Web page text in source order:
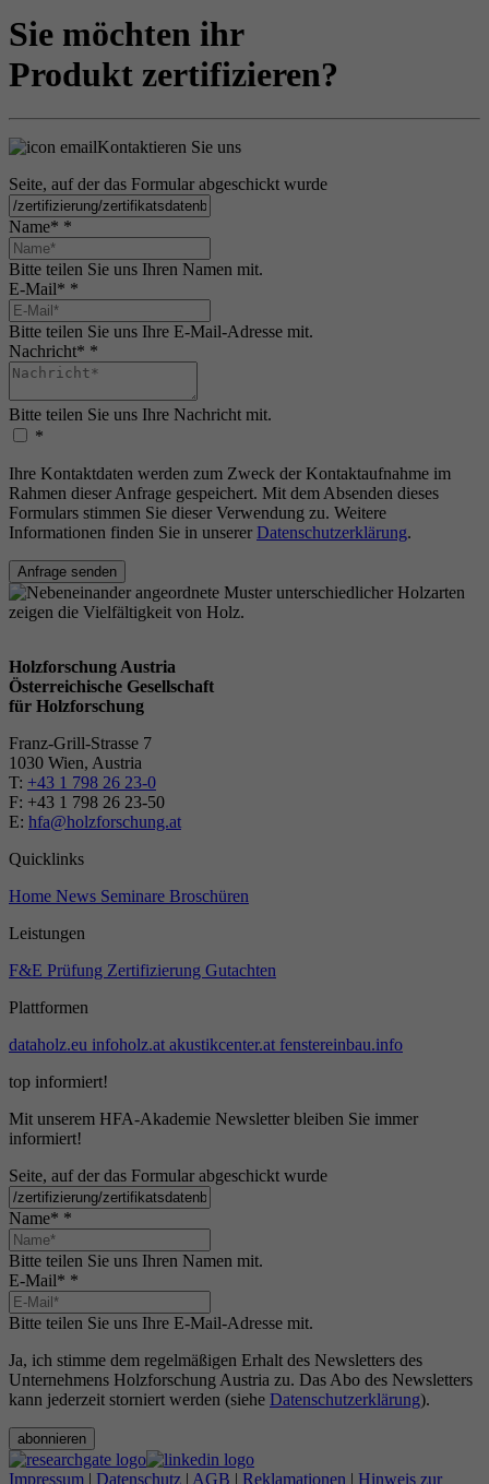
Sie möchten ihr
Produkt zertifizieren?
Kontaktieren Sie uns
Seite, auf der das Formular abgeschickt wurde
Name* *
Bitte teilen Sie uns Ihren Namen mit.
E-Mail* *
Bitte teilen Sie uns Ihre E-Mail-Adresse mit.
Nachricht* *
Bitte teilen Sie uns Ihre Nachricht mit.
*
Ihre Kontaktdaten werden zum Zweck der Kontaktaufnahme im
Rahmen dieser Anfrage gespeichert. Mit dem Absenden dieses
Formulars stimmen Sie dieser Verwendung zu. Weitere
Informationen finden Sie in unserer Datenschutzerklärung.
Anfrage senden
Holzforschung Austria
Österreichische Gesellschaft
für Holzforschung
Franz-Grill-Strasse 7
1030 Wien, Austria
T: +43 1 798 26 23-0
​​F: +43 1 798 26 23-50
E: hfa@holzforschung.at
Quicklinks
Home News Seminare Broschüren
Leistungen
F&E Prüfung Zertifizierung Gutachten
Plattformen
dataholz.eu infoholz.at akustikcenter.at fenstereinbau.info
top informiert!
Mit unserem HFA-Akademie Newsletter bleiben Sie immer
informiert!
Seite, auf der das Formular abgeschickt wurde
Name* *
Bitte teilen Sie uns Ihren Namen mit.
E-Mail* *
Bitte teilen Sie uns Ihre E-Mail-Adresse mit.
Ja, ich stimme dem regelmäßigen Erhalt des Newsletters des
Unternehmens Holzforschung Austria zu. Das Abo des Newsletters
kann jederzeit storniert werden (siehe Datenschutzerklärung).
abonnieren
Impressum | Datenschutz | AGB | Reklamationen | Hinweis zur